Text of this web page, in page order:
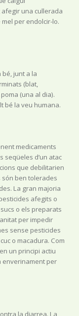
afegir una cullerada
per endolcir-lo.
junt a la
(blat,
(una al dia).
bé la veu humana.
medicaments
seqüeles d’un atac
que debilitarien
són ben tolerades
La gran majoria
afegits o
o els preparats
per impedir
sense pesticides
o macadura. Com
un principi actiu
enverinament per
la diarrea. La